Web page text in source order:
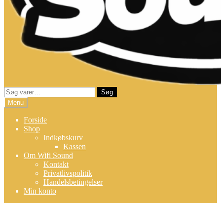
Søg
efter:
Søg
Menu
Forside
Shop
Indkøbskurv
Kassen
Om Wifi Sound
Kontakt
Privatlivspolitik
Handelsbetingelser
Min konto